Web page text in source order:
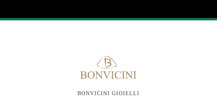
BONVICINI GIOIELLI